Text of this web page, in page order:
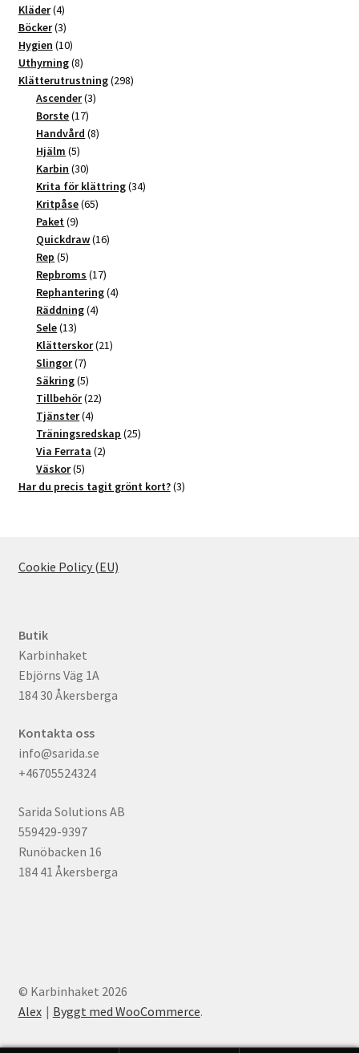
Kläder 44
produkter
Böcker 33
produkter
Hygien 1010
produkter
Uthyrning 88
produkter
Klätterutrustning 298298
Ascender 33
Borste 1717
produkter
Handvård 88
Hjälm 55
produkter
Karbin 3030
produkter
Krita för klättring 3434
Kritpåse 6565
Paket 99
produkter
Quickdraw 1616
Rep 55
produkter
Repbroms 1717
produkter
Rephantering 44
Räddning 44
Sele 1313
produkter
Klätterskor 2121
Slingor 77
produkter
Säkring 55
produkter
Tillbehör 2222
Tjänster 44
produkter
Träningsredskap 2525
Via Ferrata 22
Väskor 55
produkter
Har du precis tagit grönt kort? 33
Cookie Policy (EU)
Butik
Karbinhaket
Ebjörns Väg 1A
184 30 Åkersberga
Kontakta oss
info@sarida.se
+46705524324
Sarida Solutions AB
559429-9397
Runöbacken 16
184 41 Åkersberga
© Karbinhaket 2026
Alex
Byggt med WooCommerce.